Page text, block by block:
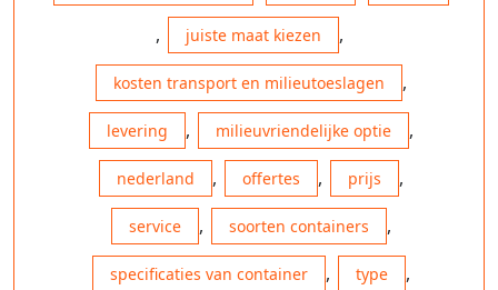
, juiste maat kiezen ,
kosten transport en milieutoeslagen ,
levering , milieuvriendelijke optie ,
nederland , offertes , prijs ,
service , soorten containers ,
specificaties van container , type ,